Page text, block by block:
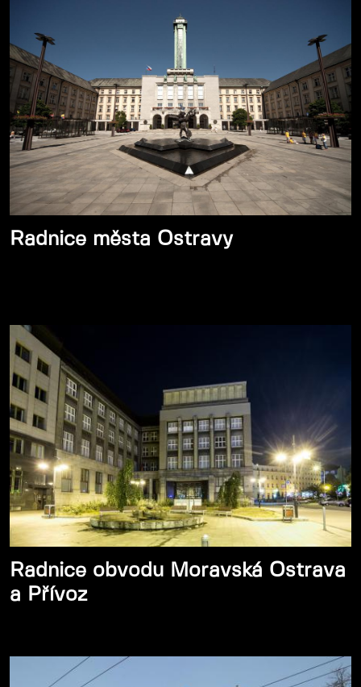
Radnice města Ostravy
Radnice obvodu Moravská Ostrava
a Přívoz